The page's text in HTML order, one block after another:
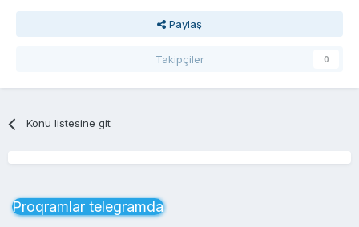
Paylaş
Takipçiler 0
Konu listesine git
Proqramlar telegramda